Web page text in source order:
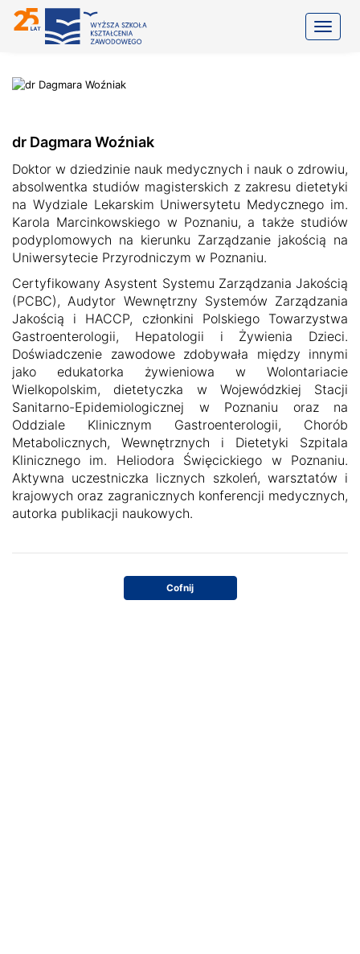
dr Dagmara Woźniak
Doktor w dziedzinie nauk medycznych i nauk o zdrowiu,
absolwentka studiów magisterskich z zakresu dietetyki
na Wydziale Lekarskim Uniwersytetu Medycznego im.
Karola Marcinkowskiego w Poznaniu, a także studiów
podyplomowych na kierunku Zarządzanie jakością na
Uniwersytecie Przyrodniczym w Poznaniu.
Certyfikowany Asystent Systemu Zarządzania Jakością
(PCBC), Audytor Wewnętrzny Systemów Zarządzania
Jakością i HACCP, członkini Polskiego Towarzystwa
Gastroenterologii, Hepatologii i Żywienia Dzieci.
Doświadczenie zawodowe zdobywała między innymi
jako edukatorka żywieniowa w Wolontariacie
Wielkopolskim, dietetyczka w Wojewódzkiej Stacji
Sanitarno-Epidemiologicznej w Poznaniu oraz na
Oddziale Klinicznym Gastroenterologii, Chorób
Metabolicznych, Wewnętrznych i Dietetyki Szpitala
Klinicznego im. Heliodora Święcickiego w Poznaniu.
Aktywna uczestniczka licznych szkoleń, warsztatów i
krajowych oraz zagranicznych konferencji medycznych,
autorka publikacji naukowych.